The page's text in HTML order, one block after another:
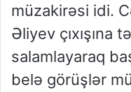
müzakirəsi idi.
Əliyev çıxışına
salamlayaraq
belə görüşlər